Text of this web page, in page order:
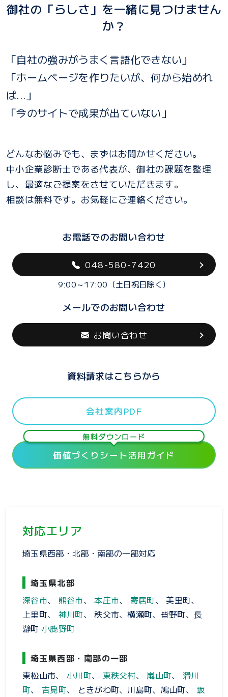
御社の「らしさ」を一緒に見つけません
か？
「自社の強みがうまく言語化できない」
「ホームページを作りたいが、何から始めれ
ば...」
「今のサイトで成果が出ていない」
どんなお悩みでも、まずはお聞かせください。
中小企業診断士である代表が、御社の課題を整理
し、最適なご提案をさせていただきます。
相談は無料です。お気軽にご連絡ください。
お電話でのお問い合わせ
048-580-7420
9:00～17:00（土日祝日除く）
メールでのお問い合わせ
お問い合わせ
資料請求はこちらから
会社案内PDF
無料ダウンロード
価値づくりシート活用ガイド
対応エリア
埼玉県西部・北部・南部の一部対応
埼玉県北部
深谷市、 熊谷市、本庄市、 寄居町、 美里町、
上里町、 神川町、 秩父市、横瀬町、皆野町、長
瀞町 小鹿野町
埼玉県西部・南部の一部
東松山市、 小川町、 東秩父村、 嵐山町、滑川
町、 吉見町、 ときがわ町、川島町、鳩山町、 坂